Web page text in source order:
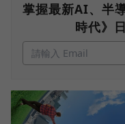
掌握最新AI、半
時代》